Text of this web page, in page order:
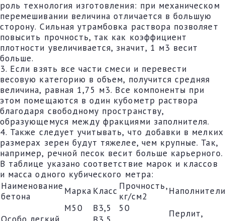
роль технология изготовления: при механическом
перемешивании величина отличается в большую
сторону. Сильная утрамбовка раствора позволяет
повысить прочность, так как коэффициент
плотности увеличивается, значит, 1 м3 весит
больше.
3. Если взять все части смеси и перевести
весовую категорию в объем, получится средняя
величина, равная 1,75 м3. Все компоненты при
этом помещаются в один кубометр раствора
благодаря свободному пространству,
образующемуся между фракциями заполнителя.
4. Также следует учитывать, что добавки в мелких
размерах зерен будут тяжелее, чем крупные. Так,
например, речной песок весит больше карьерного.
В таблице указано соответствие марок и классов
и масса одного кубического метра:
Наименование
бетона
Марка Класс Прочность,
кг/см2
Наполнители
М50 В3,5 50
Перлит,